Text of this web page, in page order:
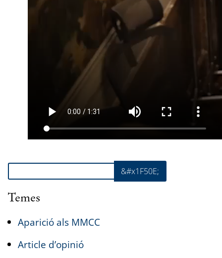
Cerca &#x1F50E;
Temes
Aparició als MMCC
Article d’opinió